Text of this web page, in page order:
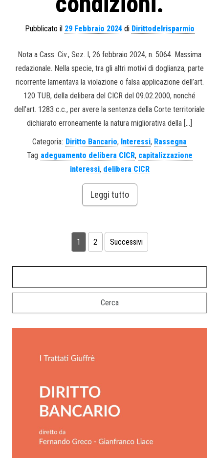
Pubblicato il 29 Febbraio 2024di Dirittodelrisparmio
Nota a Cass. Civ., Sez. I, 26 febbraio 2024, n. 5064. Massima
redazionale. Nella specie, tra gli altri motivi di doglianza, parte
ricorrente lamentava la violazione o falsa applicazione dell’art.
120 TUB, della delibera del CICR del 09.02.2000, nonché
dell’art. 1283 c.c., per avere la sentenza della Corte territoriale
dichiarato erroneamente la natura migliorativa della […]
Categoria: Diritto Bancario, Interessi, Rassegna
Tag adeguamento delibera CICR, capitalizzazione
interessi, delibera CICR
Leggi tutto
1 2 Successivi